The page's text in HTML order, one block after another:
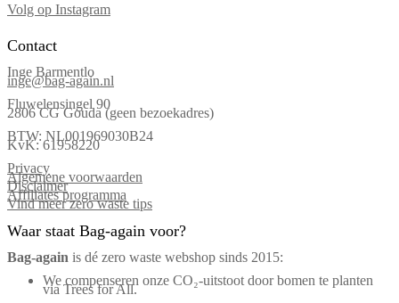
Volg op Instagram
Contact
Inge Barmentlo
inge@bag-again.nl
Fluwelensingel 90
2806 CG Gouda (geen bezoekadres)
BTW: NL001969030B24
KvK: 61958220
Privacy
Algemene voorwaarden
Disclaimer
Affiliates programma
Vind meer zero waste tips
Waar staat Bag-again voor?
Bag‑again is dé zero waste webshop sinds 2015:
We compenseren onze CO₂-uitstoot door bomen te planten
via Trees for All.